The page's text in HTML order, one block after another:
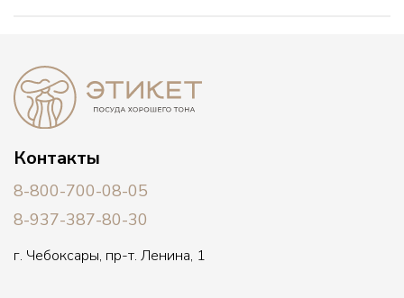
Контакты
8-800-700-08-05
8-937-387-80-30
г. Чебоксары, пр-т. Ленина, 1